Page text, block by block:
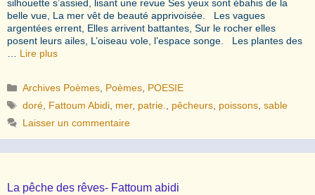
silhouette s’assied, lisant une revue Ses yeux sont ébahis de la
belle vue, La mer vêt de beauté apprivoisée. Les vagues
argentées errent, Elles arrivent battantes, Sur le rocher elles
posent leurs ailes, L’oiseau vole, l’espace songe. Les plantes des
Lire plus
Catégories
Archives Poèmes Poèmes POESIE
Étiquettes
doré Fattoum Abidi mer, patrie. pêcheurs poissons ,sable
Laisser un commentaire
La pêche des rêves- Fattoum abidi